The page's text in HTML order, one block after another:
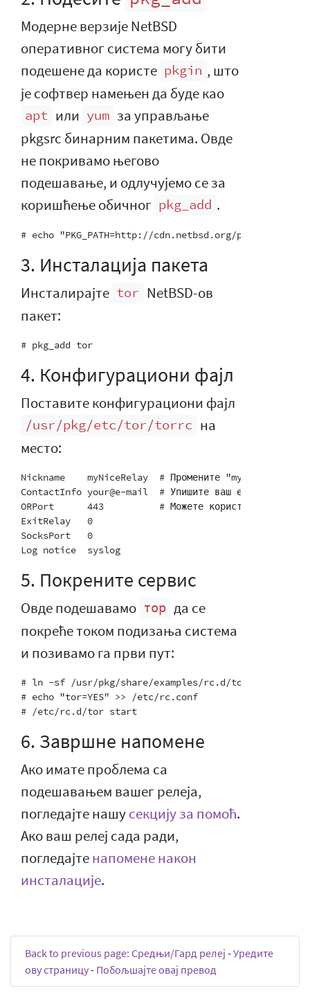
Модерне верзије NetBSD
оперативног система могу бити
подешене да користе pkgin , што
је софтвер намењен да буде као
apt или yum за управљање
pkgsrc бинарним пакетима. Овде
не покривамо његово
подешавање, и одлучујемо се за
коришћење обичног pkg_add .
3. Инсталација пакета
Инсталирајте tor NetBSD-ов
пакет:
4. Конфигурациони фајл
Поставите конфигурациони фајл
/usr/pkg/etc/tor/torrc на
место:
Nickname    myNiceRelay  # Промените "myNiceRelay"
ContactInfo your@e-mail  # Упишите ваш е-маил и
ORPort      443          # Можете користити други
ExitRelay   0
SocksPort   0
5. Покрените сервис
Овде подешавамо тор да се
покреће током подизања система
и позивамо га први пут:
# ln -sf /usr/pkg/share/examples/rc.d/tor /etc/
# echo "tor=YES" >> /etc/rc.conf
6. Завршне напомене
Ако имате проблема са
подешавањем вашег релеја,
погледајте нашусекцију за помоћ.
Ако ваш релеј сада ради,
погледајтенапомене након
инсталације.
Back to previous page: Средњи/Гард релеј -Уредите
ову страницу- Побољшајте овај превод